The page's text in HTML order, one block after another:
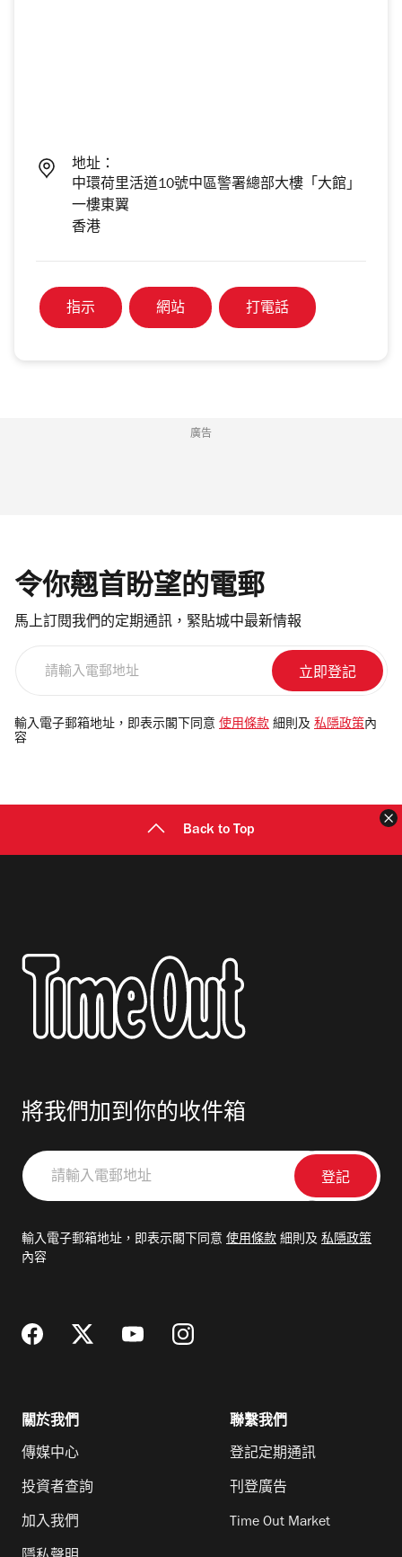
地址：
中環荷里活道10號中區警署總部大樓「大館」
一樓東翼
香港
指示 網站 打電話
廣告
令你翹首盼望的電郵
馬上訂閱我們的定期通訊，緊貼城中最新情報
電
郵
輸入電子郵箱地址，即表示閣下同意 使用條款 細則及 私隱政策 內
容
Back to Top
將我們加到你的收件箱
請
輸
郵
輸入電子郵箱地址，即表示閣下同意 使用條款 細則及 私隱政策
內容
關於我們
傳媒中心
投資者查詢
加入我們
聯繫我們
登記定期通訊
刊登廣告
Time Out Market